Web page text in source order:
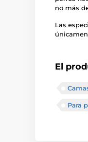
no más
Las
El
Para